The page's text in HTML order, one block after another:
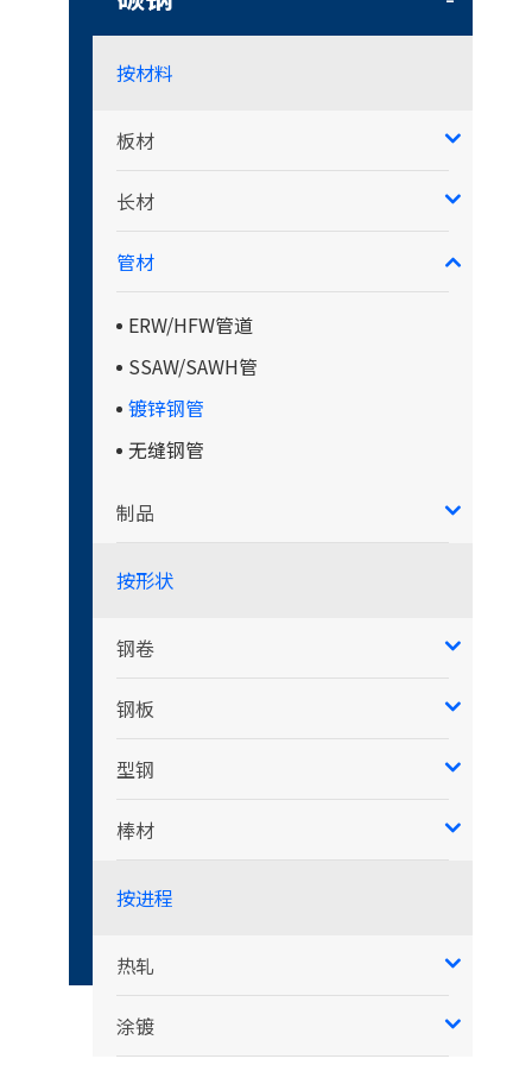
按材料
板材
长材
管材
ERW/HFW管道
SSAW/SAWH管
镀锌钢管
无缝钢管
制品
按形状
钢卷
钢板
型钢
棒材
按进程
热轧
涂镀